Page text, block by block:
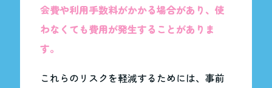
会費や利用手数料がかかる場合があり、使
わなくても費用が発生することがありま
す。
これらのリスクを軽減するためには、事前